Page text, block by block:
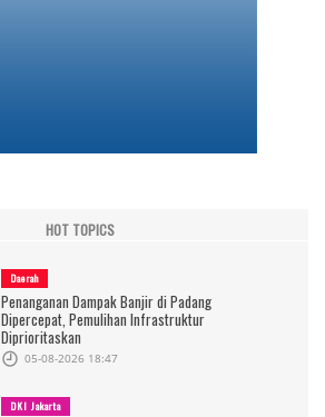
HOT TOPICS
Daerah
Penanganan Dampak Banjir di Padang
Dipercepat, Pemulihan Infrastruktur
Diprioritaskan
05-08-2026 18:47
DKI Jakarta